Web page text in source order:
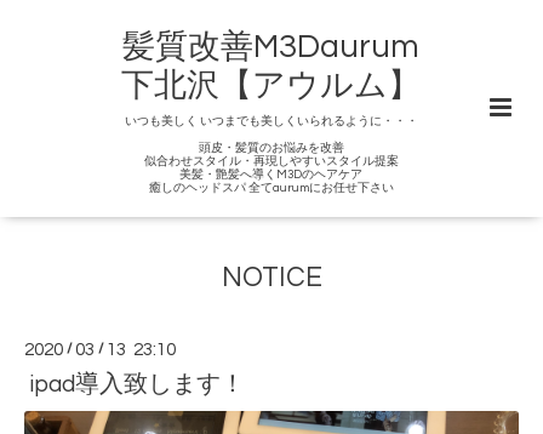
髪質改善M3Daurum
下北沢【アウルム】
いつも美しく いつまでも美しくいられるように・・・
頭皮・髪質のお悩みを改善
似合わせスタイル・再現しやすいスタイル提案
美髪・艶髪へ導くM3Dのヘアケア
癒しのヘッドスパ 全てaurumにお任せ下さい
NOTICE
2020 /03 / 13 23:10
ipad導入致します！